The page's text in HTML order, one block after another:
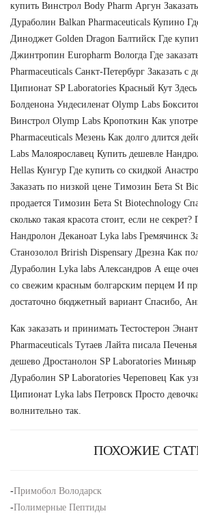
купить Винстрол Body Pharm Аргун
Дураболин Balkan Pharmaceuticals Купино
Диноджет Golden Dragon Балтийск Где
Джинтропин Europharm Вологда Где
Pharmaceuticals Санкт-Петербург Заказать с
Ципионат SP Laboratories Красный Кут
Болденона Ундесиленат Olymp Labs
Винстрол Olymp Labs Кропоткин Как
Pharmaceuticals Мезень Как долго длится
Labs Малоярославец Купить дешевле
Hellas Кунгур Где купить со скидкой
Заказать по низкой цене Tимозин Бета St
продается Tимозин Бета St Biotechnology
сколько такая красота стоит, если не
Нандролон Деканоат Lyka labs Гремячинск
Станозолол Brirish Dispensary Дрезна Как
Дураболин Lyka labs Александров А еще
со свежим красным болгарским перцем И
достаточно бюджетный вариант Спасибо,
Как заказать и принимать Тестостерон
Pharmaceuticals Тутаев Лайта писала
дешево Дростанолон SP Laboratories
Дураболин SP Laboratories Череповец Как
Ципионат Lyka labs Петровск Просто
волнительно так.
ПОХОЖИЕ
-Примобол Володарск
-Полимерные Пептиды